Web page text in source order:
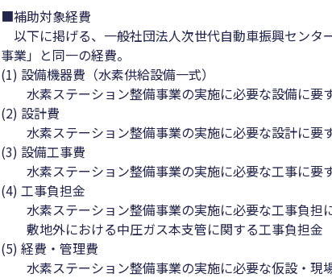
■補助対象経費
以下に掲げる、一般社団法人次世代自動車振興センタ
事業」と同一の経費。
(1) 設備機器費（水素供給設備一式）
水素ステーション整備事業の実施に必要な設備に要
(2) 設計費
水素ステーション整備事業の実施に必要な設計に要
(3) 設備工事費
水素ステーション整備事業の実施に必要な工事に要
(4) 工事負担金
水素ステーション整備事業の実施に必要な工事負担
敷地外における中圧ガス本支管に関する工事負担金
(5) 経費・管理費
水素ステーション整備事業の実施に必要な仮設・現